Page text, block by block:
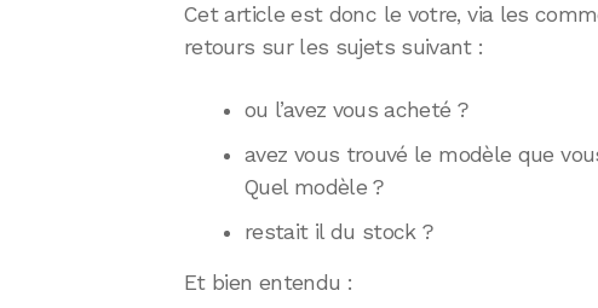
Cet article est donc le votre, via les
retours sur les sujets suivant :
ou l’avez vous acheté ?
avez vous trouvé le modèle que
Quel modèle ?
restait il du stock ?
Et bien entendu :